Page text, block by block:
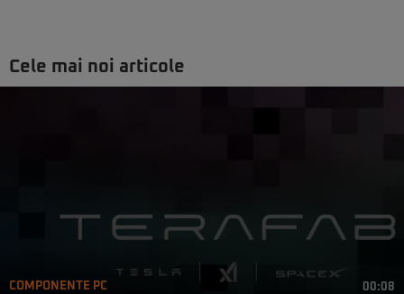
Cele mai noi articole
COMPONENTE PC 00:08